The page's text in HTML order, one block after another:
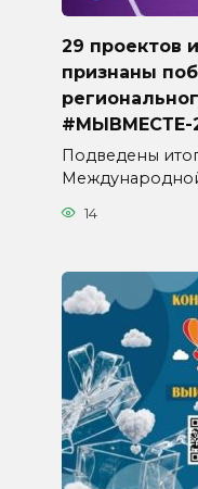
29 проектов
признаны
#МЫВМЕСТЕ-
Подведены
14